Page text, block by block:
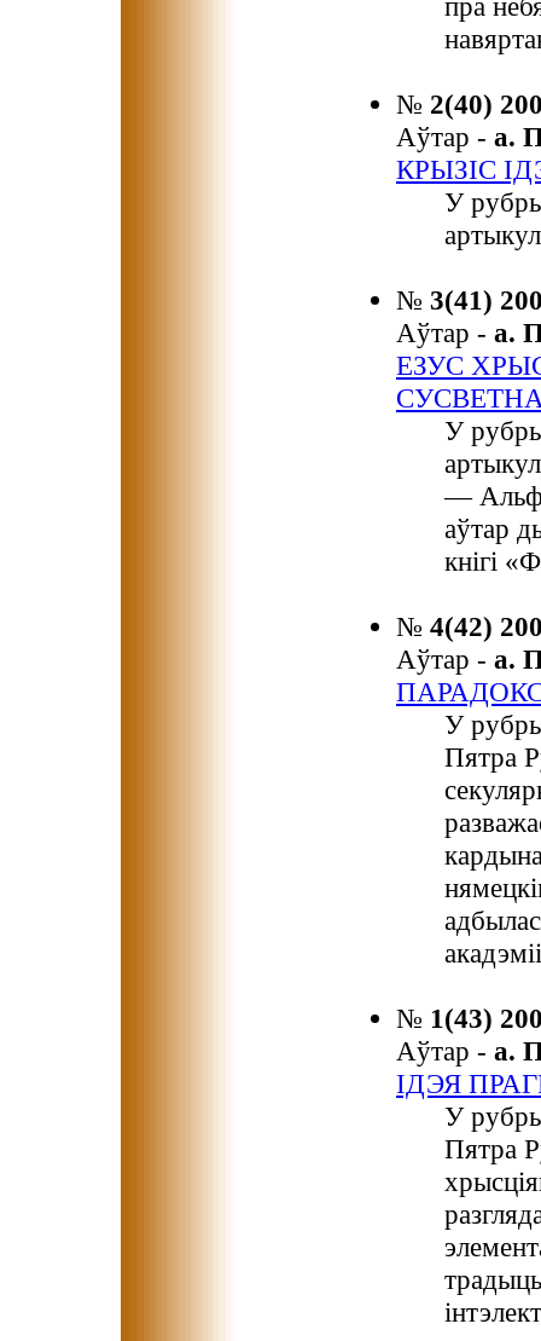
№ 2(40)
Аўтар - а.
КРЫЗІС
У
№ 3(41)
Аўтар - а.
ЕЗУС
У
—
аўтар
кнігі
№ 4(42)
Аўтар - а.
У
Пятра
№ 1(43)
Аўтар - а.
ІДЭЯ
У
Пятра